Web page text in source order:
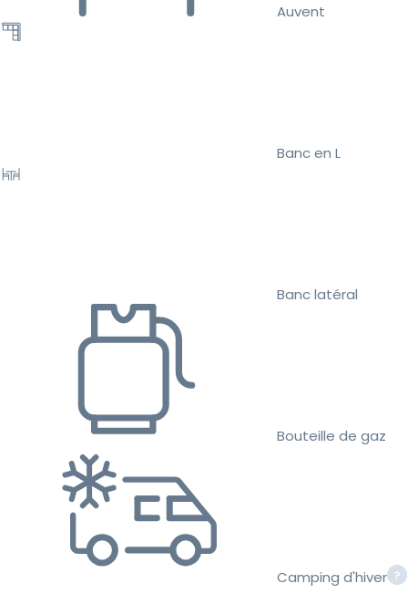
Auvent
Banc en L
Banc latéral
Bouteille de gaz
Camping d'hiver